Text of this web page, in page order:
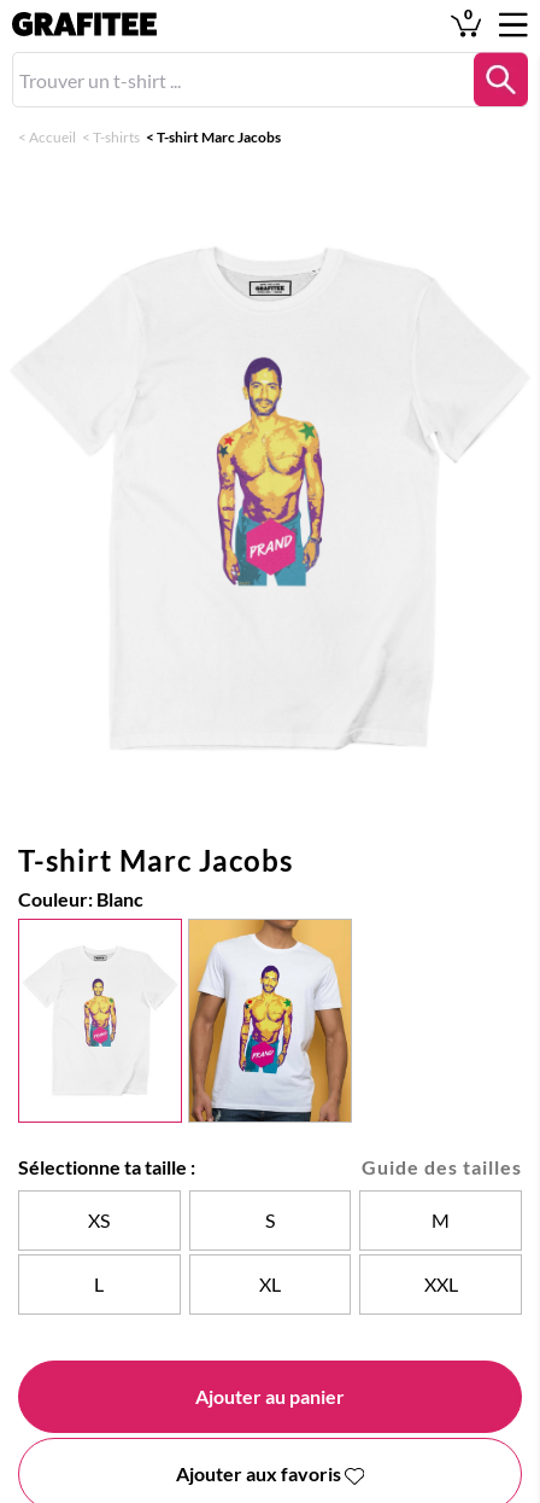
0
< Accueil < T-shirts < T-shirt Marc Jacobs
T-shirt Marc Jacobs
Couleur: Blanc
Guide des tailles
Sélectionne ta taille :
XS S M
L XL XXL
Ajouter au panier
Ajouter aux favoris